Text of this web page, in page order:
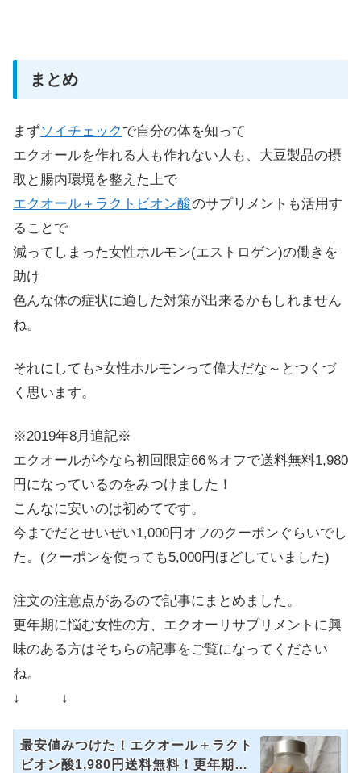
まとめ
まずソイチェック で自分の体を知って
エクオールを作れる人も作れない人も、大豆製品の摂
取と腸内環境を整えた上で
エクオール＋ラクトビオン酸のサプリメントも活用す
ることで
減ってしまった女性ホルモン(エストロゲン)の働きを
助け
色んな体の症状に適した対策が出来るかもしれません
ね。
それにしても>女性ホルモンって偉大だな～とつくづ
く思います。
※2019年8月追記※
エクオールが今なら初回限定66％オフで送料無料1,980
円 になっているのをみつけました！
こんなに安いのは初めてです。
今までだとせいぜい1,000円オフのクーポンぐらいでし
た。(クーポンを使っても5,000円ほどしていました)
注文の注意点があるので記事に まとめました。
更年期に悩む女性の方、エクオーリサプリメントに興
味のある方はそちらの記事をご覧になってください
ね。
↓ ↓
最安値みつけた！エクオール＋ラクト
ビオン酸1,980円送料無料！更年期や